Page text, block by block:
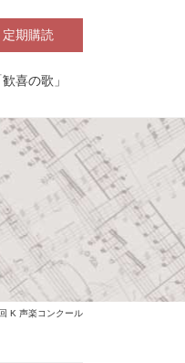
定期購読
喜の歌」
K 声楽コンクール